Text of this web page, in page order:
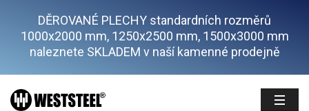
DĚROVANÉ PLECHY standardních rozměrů
1000x2000 mm, 1250x2500 mm, 1500x3000 mm
naleznete SKLADEM v naší kamenné prodejně